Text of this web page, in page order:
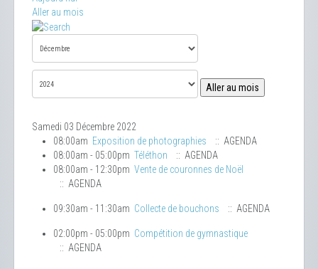
Aller au mois
Aller au mois
Samedi 03 Décembre 2022
08:00am Exposition de photographies
:: AGENDA
08:00am - 05:00pm Téléthon
:: AGENDA
08:00am - 12:30pm Vente de couronnes de Noël
:: AGENDA
09:30am - 11:30am Collecte de bouchons :: AGENDA
02:00pm - 05:00pm Compétition de gymnastique
:: AGENDA